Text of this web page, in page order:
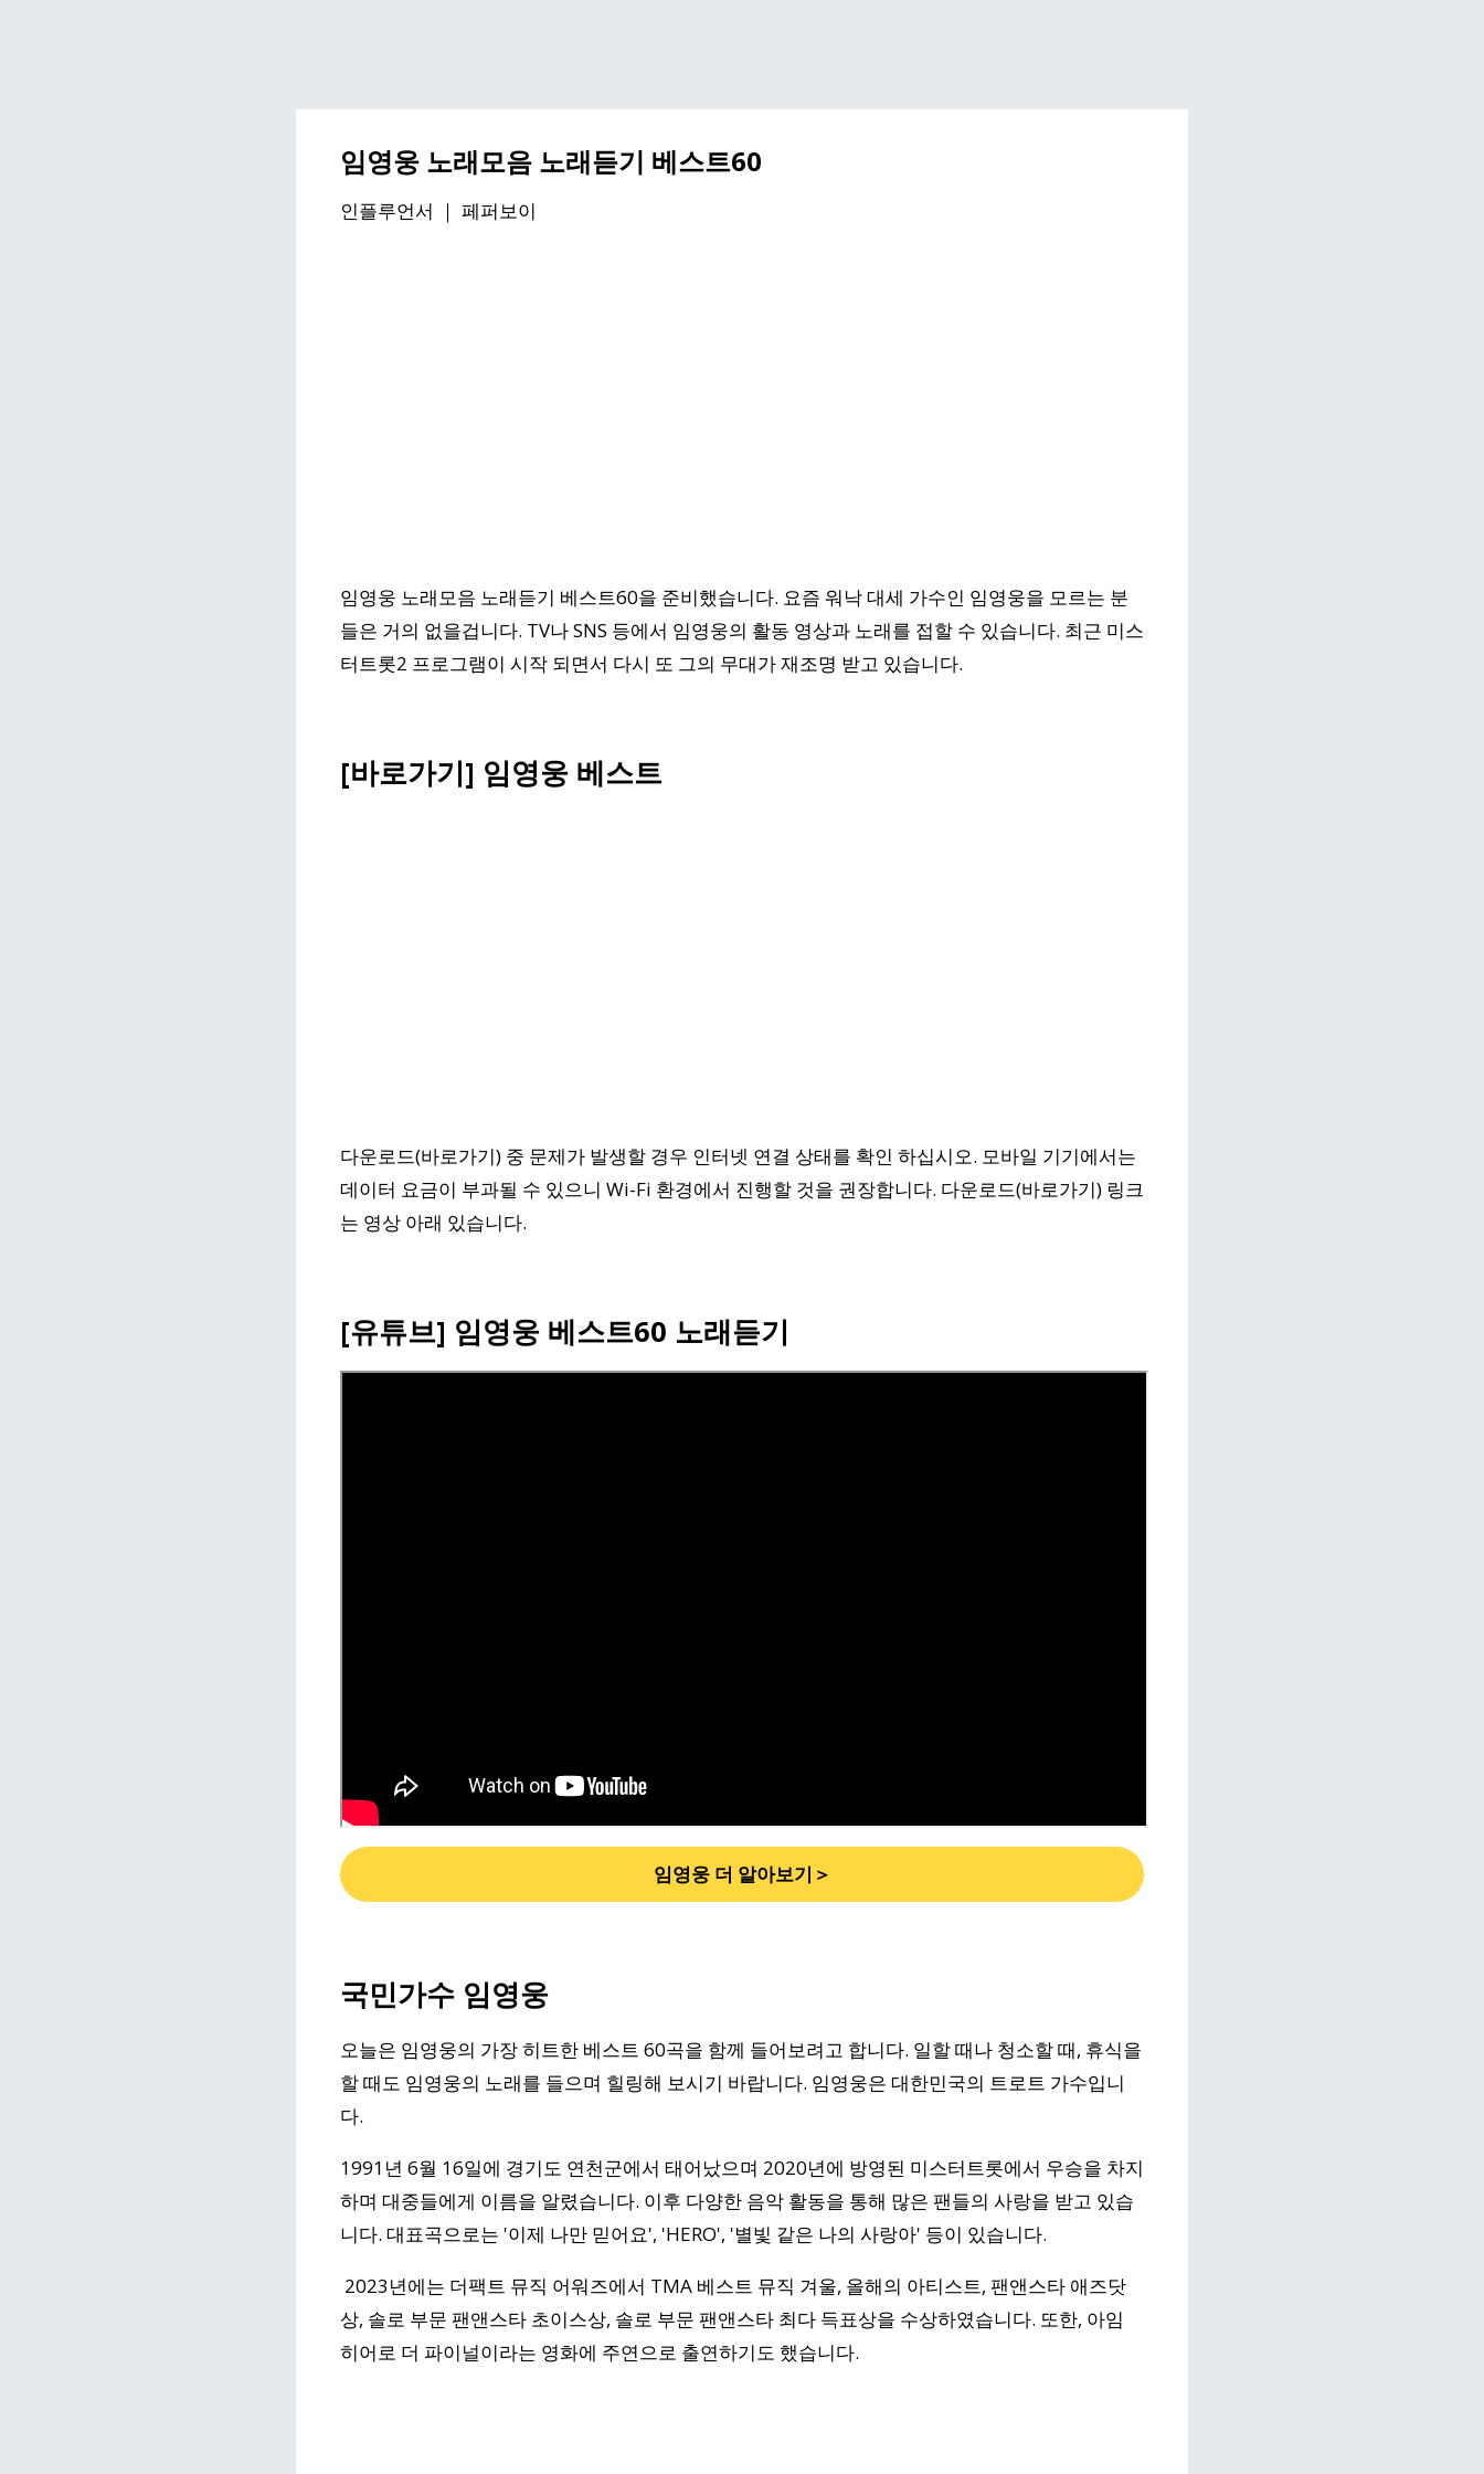
임영웅 노래모음 노래듣기 베스트60
인플루언서 ｜ 페퍼보이
임영웅 노래모음 노래듣기 베스트60을 준비했습니다. 요즘 워낙 대세 가수인 임영웅을 모르는 분
들은 거의 없을겁니다. TV나 SNS 등에서 임영웅의 활동 영상과 노래를 접할 수 있습니다. 최근 미스
터트롯2 프로그램이 시작 되면서 다시 또 그의 무대가 재조명 받고 있습니다.
[바로가기] 임영웅 베스트
다운로드(바로가기) 중 문제가 발생할 경우 인터넷 연결 상태를 확인 하십시오. 모바일 기기에서는
데이터 요금이 부과될 수 있으니 Wi-Fi 환경에서 진행할 것을 권장합니다. 다운로드(바로가기) 링크
는 영상 아래 있습니다.
[유튜브] 임영웅 베스트60 노래듣기
임영웅 더 알아보기＞
국민가수 임영웅
오늘은 임영웅의 가장 히트한 베스트 60곡을 함께 들어보려고 합니다. 일할 때나 청소할 때, 휴식을
할 때도 임영웅의 노래를 들으며 힐링해 보시기 바랍니다. 임영웅은 대한민국의 트로트 가수입니
다.
1991년 6월 16일에 경기도 연천군에서 태어났으며 2020년에 방영된 미스터트롯에서 우승을 차지
하며 대중들에게 이름을 알렸습니다. 이후 다양한 음악 활동을 통해 많은 팬들의 사랑을 받고 있습
니다. 대표곡으로는 '이제 나만 믿어요', 'HERO', '별빛 같은 나의 사랑아' 등이 있습니다.
2023년에는 더팩트 뮤직 어워즈에서 TMA 베스트 뮤직 겨울, 올해의 아티스트, 팬앤스타 애즈닷
상, 솔로 부문 팬앤스타 초이스상, 솔로 부문 팬앤스타 최다 득표상을 수상하였습니다. 또한, 아임
히어로 더 파이널이라는 영화에 주연으로 출연하기도 했습니다.